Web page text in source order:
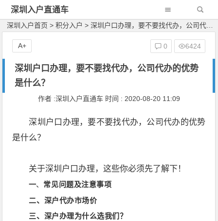
深圳入户直通车
深圳入户首页 > 积分入户 > 深圳户口办理，要不要找代办，公司代办的优势是什么？
深圳户口办理，要不要找代办，公司代办的优势
是什么？
作者 :深圳入户直通车 时间 : 2020-08-20 11:09
0 6424
A+
深圳户口办理，要不要找代办，公司代办的优势
是什么？
关于深圳户口办理，这些你必须先了解下！
一、 常见问题及注意事项
二、深户代办市场价
三、深户办理为什么选我们？